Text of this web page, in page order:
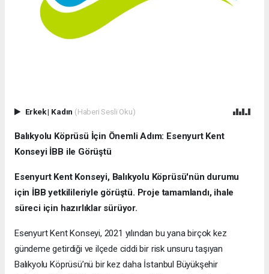
Erkek| Kadın (Haberi Sesli Oku)
Balıkyolu Köprüsü İçin Önemli Adım: Esenyurt Kent
Konseyi İBB ile Görüştü
Esenyurt Kent Konseyi, Balıkyolu Köprüsü'nün durumu
için İBB yetkilileriyle görüştü. Proje tamamlandı, ihale
süreci için hazırlıklar sürüyor.
Esenyurt Kent Konseyi, 2021 yılından bu yana birçok kez
gündeme getirdiği ve ilçede ciddi bir risk unsuru taşıyan
Balıkyolu Köprüsü’nü bir kez daha İstanbul Büyükşehir